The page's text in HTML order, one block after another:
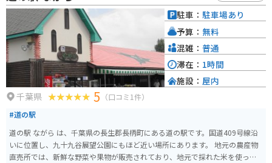
千葉県 5 （口コミ1件）
#道の駅
道の駅 ながら は、千葉県の長生郡長柄町にある道の駅です。国道409号線沿
いに位置し、九十九谷展望公園にもほど近い場所にあります。 地元の農産物
直売所では、新鮮な野菜や果物が販売されており、地元で採れた米を使った
駐車： 駐車場あり
予算： 無料
混雑： 普通
滞在： 1時間
施設： 屋内